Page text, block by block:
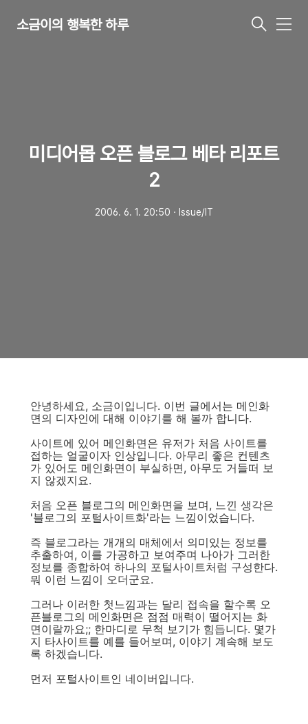
소금이의 행복한 하루
메
미디어몹 오픈 블로그 베타 리포트
2
2006. 6. 1. 20:50 ㆍ Issue/IT
안녕하세요, 소금이입니다. 이번 글에서는 메인화
면의 디자인에 대해 이야기를 해 볼까 합니다.
사이트에 있어 메인화면은 유저가 처음 사이트를
접하는 얼굴이자 인상입니다. 아무리 좋은 컨텐츠
가 있어도 메인화면이 부실하면, 아무도 거들떠 보
지 않겠지요.
처음 오픈 블로그의 메인화면을 보며, 느낀 생각은
'블로그의 포털사이트화'라는 느낌이었습니다.
즉 블로그라는 개개의 매체에서 의미있는 정보를
추출하여, 이를 가공하고 보여주며 나아가 그러한
정보를 종합하여 하나의 포털사이트처럼 구성한다.
뭐 이런 느낌이 오더군요.
그러나 이러한 첫느낌과는 달리 접속을 할수록 오
픈블로그의 메인화면은 점점 매력이 떨어지는 화
면이랄까요;; 한마디로 무척 보기가 힘듭니다. 몇가
지 타사이트를 예를 들어보며, 이야기 계속해 보도
록 하겠습니다.
먼저 포털사이트인 네이버입니다.